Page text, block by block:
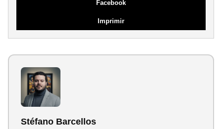
Facebook
Imprimir
Stéfano Barcellos